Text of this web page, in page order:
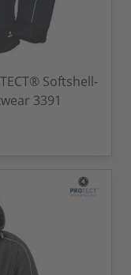
Softshell-
3391